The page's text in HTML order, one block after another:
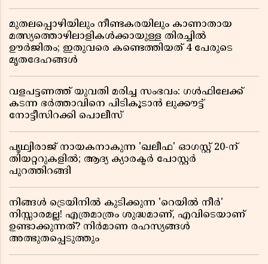
മുതലപ്പൊഴിയിലും നീണ്ടകരയിലും കാണാതായ
മത്സ്യത്തൊഴിലാളികൾക്കായുള്ള തിരച്ചിൽ
ഊർജിതം; ഇതുവരെ കണ്ടെത്തിയത് 4 പേരുടെ
മൃതദേഹങ്ങൾ
വളപട്ടണത്ത് യുവതി മരിച്ച സംഭവം: ഗൾഫിലേക്ക്
കടന്ന ഭർത്താവിനെ പിടികൂടാൻ ലുക്കൗട്ട്
നോട്ടീസിറക്കി പൊലീസ്
പൃഥ്വിരാജ് നായകനാകുന്ന 'ഖലീഫ' ഓഗസ്റ്റ് 20-ന്
തിയറ്ററുകളിൽ; ആദ്യ ക്യാരക്ടർ പോസ്റ്റർ
പുറത്തിറങ്ങി
നിങ്ങൾ ട്രെയിനിൽ കുടിക്കുന്ന 'റെയിൽ നീർ'
നിസ്സാരമല്ല! എത്രമാത്രം ശുദ്ധമാണ്, എവിടെയാണ്
ഉണ്ടാക്കുന്നത്? നിർമാണ രഹസ്യങ്ങൾ
അത്ഭുതപ്പെടുത്തും